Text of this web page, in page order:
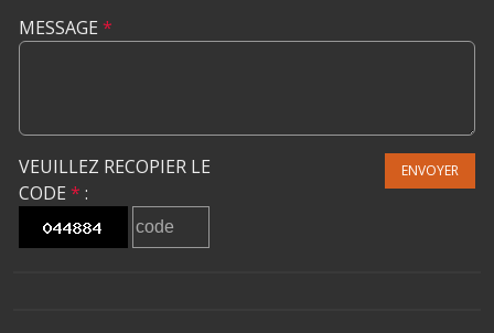
MESSAGE *
VEUILLEZ RECOPIER LE
CODE * :
ENVOYER